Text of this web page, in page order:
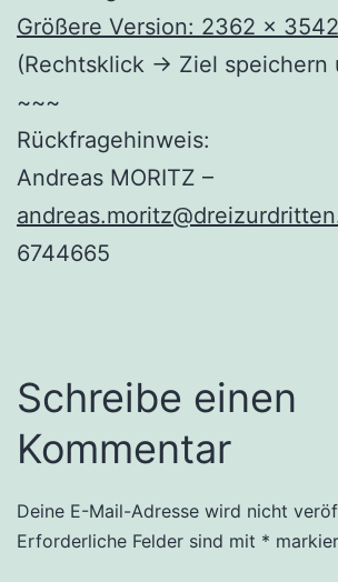
Größere Version: 2362 x
(Rechtsklick -> Ziel speichern
~~~
Rückfragehinweis:
Andreas MORITZ –
6744665
Schreibe einen
Kommentar
Deine E-Mail-Adresse wird nicht
Erforderliche Felder sind mit *